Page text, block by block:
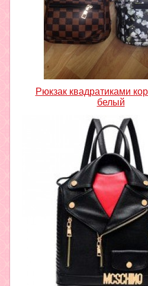
Рюкзак квадратиками
белый